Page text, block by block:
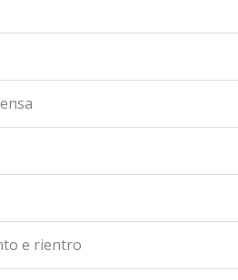
e rientro